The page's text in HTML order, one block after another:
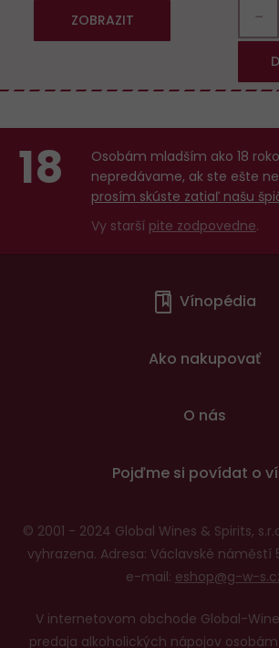
ZOBRAZIT −
18
Osobám mladším ako 18
nepredávame, ak ste ešte
prosím skúste zatiaľ našu
Vy starší pite zodpovedne.
Vínopédia
Ako nakupovať
O nás
Pojďme si povídat o
© 2001 - 2024 Global Wines & Spirits,
vyhrazena. Adresa: Václavské náměstí
e-mail: eshop@g-w-
V internetovom obchode Global-
predaja alkoholických nápojov